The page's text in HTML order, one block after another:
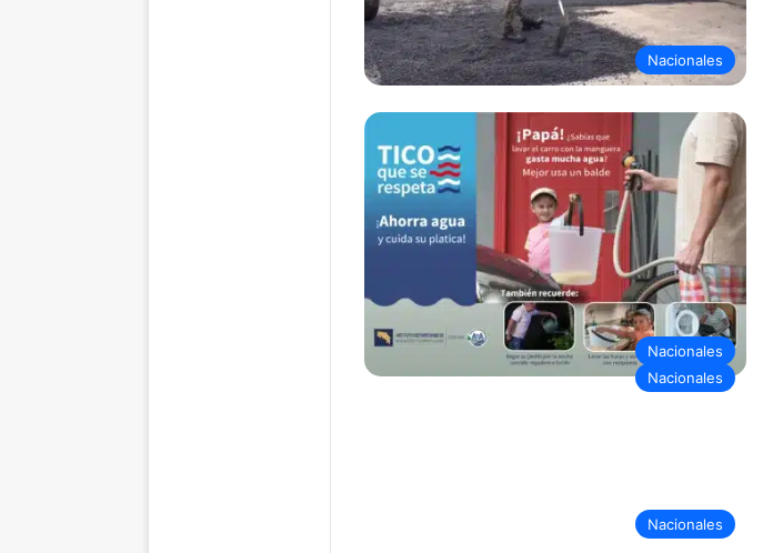
Nacionales
Nacionales
Nacionales
Nacionales